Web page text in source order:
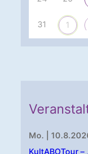
31 1
Mo. |
KultABOTour –